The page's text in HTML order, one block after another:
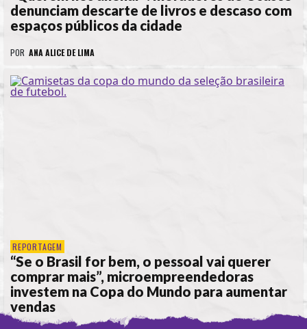
denunciam descarte de livros e descaso com
espaços públicos da cidade
POR ANA ALICE DE LIMA
REPORTAGEM
“Se o Brasil for bem, o pessoal vai querer
comprar mais”, microempreendedoras
investem na Copa do Mundo para aumentar
vendas